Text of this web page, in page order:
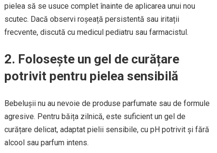
pielea să se usuce complet înainte de aplicarea unui nou
scutec. Dacă observi roșeață persistentă sau iritații
frecvente, discută cu medicul pediatru sau farmacistul.
2. Folosește un gel de curățare
potrivit pentru pielea sensibilă
Bebelușii nu au nevoie de produse parfumate sau de formule
agresive. Pentru băița zilnică, este suficient un gel de
curățare delicat, adaptat pielii sensibile, cu pH potrivit și fără
alcool sau parfum intens.